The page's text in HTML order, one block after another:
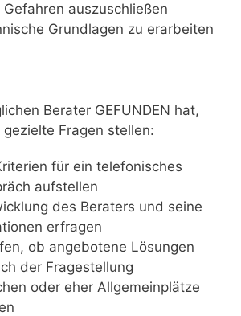
auszuschließen
Grundlagen zu erarbeiten
Berater GEFUNDEN hat,
Fragen stellen:
für ein telefonisches
aufstellen
des Beraters und seine
erfragen
ob angebotene Lösungen
der Fragestellung
oder eher Allgemeinplätze